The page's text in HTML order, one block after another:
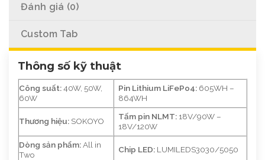
Đánh giá (0)
Custom Tab
Thông số kỹ thuật
Công suất:40W, 50W,
60W
Pin Lithium LiFePo4:605WH –
864WH
Thương hiệu: SOKOYO Tấm pin NLMT:18V/90W –
18V/120W
Dòng sản phẩm:All in
Two
Chip LED:LUMILEDS3030/5050